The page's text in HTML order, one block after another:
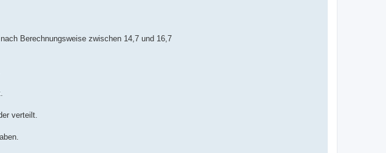
Berechnungsweise zwischen 14,7 und 16,7
verteilt.